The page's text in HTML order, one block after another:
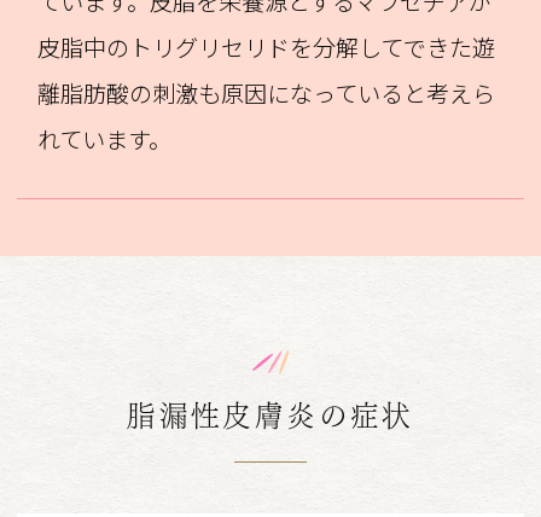
皮脂中のトリグリセリドを分解してできた遊
離脂肪酸の刺激も原因になっていると考えら
れています。
脂漏性皮膚炎の症状